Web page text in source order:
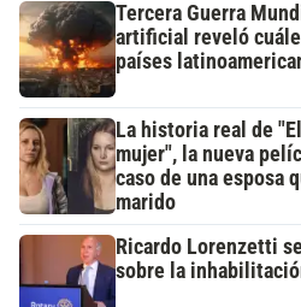
Tercera Guerra
artificial reveló
países
La historia real de
mujer", la nueva
caso de una esposa
marido
Ricardo Lorenzetti
sobre la